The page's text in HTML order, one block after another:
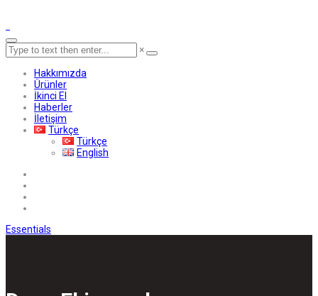
×
Hakkımızda
Ürünler
İkinci El
Haberler
İletişim
Türkçe
Türkçe
English
Essentials